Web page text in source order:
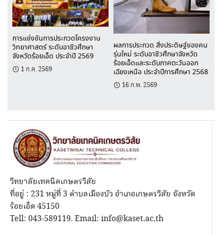
การแข่งขันการประกวดโครงงาน
วิทยาศาสตร์ ระดับอาชีวศึกษา
จังหวัดร้อยเอ็ด ประจำปี 2569
1 ก.ค. 2569
ผลการประกวด สิ่งประดิษฐ์ของคน
รุ่นใหม่ ระดับอาชีวศึกษาจังหวัด
ร้อยเอ็ดและระดับภาคตะวันออก
เฉียงเหนือ ประจำปีการศึกษา 2568
16 ก.พ. 2569
วิทยาลัยเทคนิคเกษตรวิสัย
ที่อยู่ : 231 หมู่ที่ 3 ตำบลเมืองบัว อำเภอเกษตรวิสัย จังหวัด
ร้อยเอ็ด 45150
Tell: 043-589119. Email: info@kaset.ac.th